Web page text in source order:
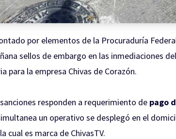
por elementos de la Procuraduría
sellos de embargo en las inmediaciones
para la empresa Chivas de Corazón.
responden a requerimiento de pago
un operativo se desplegó en el
cual es marca de ChivasTV.